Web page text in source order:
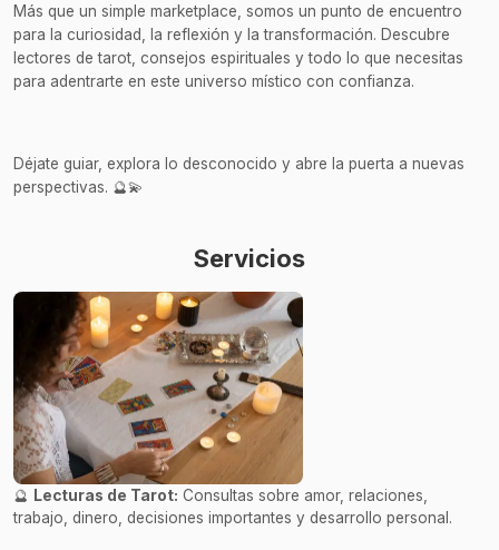
Más que un simple marketplace, somos un punto de encuentro
para la curiosidad, la reflexión y la transformación. Descubre
lectores de tarot, consejos espirituales y todo lo que necesitas
para adentrarte en este universo místico con confianza.
Déjate guiar, explora lo desconocido y abre la puerta a nuevas
perspectivas. 🔮💫
Servicios
🔮 Lecturas de Tarot: Consultas sobre amor, relaciones,
trabajo, dinero, decisiones importantes y desarrollo personal.